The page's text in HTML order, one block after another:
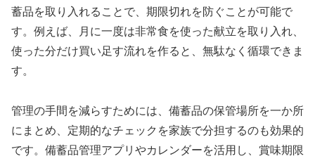
蓄品を取り入れることで、期限切れを防ぐことが可能で
す。例えば、月に一度は非常食を使った献立を取り入れ、
使った分だけ買い足す流れを作ると、無駄なく循環できま
す。
管理の手間を減らすためには、備蓄品の保管場所を一か所
にまとめ、定期的なチェックを家族で分担するのも効果的
です。備蓄品管理アプリやカレンダーを活用し、賞味期限